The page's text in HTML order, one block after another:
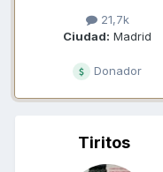
21,7k
Ciudad: Madrid
Donador
Tiritos